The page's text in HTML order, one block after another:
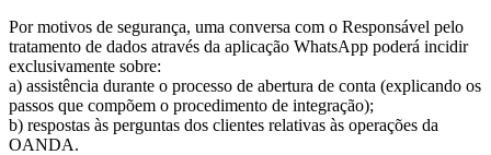
Por motivos de segurança, uma conversa com o Responsável pelo
tratamento de dados através da aplicação WhatsApp poderá incidir
exclusivamente sobre:
a) assistência durante o processo de abertura de conta (explicando os
passos que compõem o procedimento de integração);
b) respostas às perguntas dos clientes relativas às operações da
OANDA.